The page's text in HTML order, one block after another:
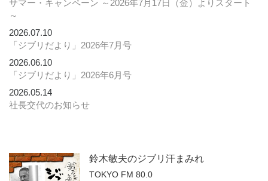
サマー・キャンペーン ～2026年7月17日（金）よりスタート
～
2026.07.10
「ジブリだより」2026年7月号
2026.06.10
「ジブリだより」2026年6月号
2026.05.14
社長交代のお知らせ
鈴木敏夫のジブリ汗まみれ
TOKYO FM 80.0